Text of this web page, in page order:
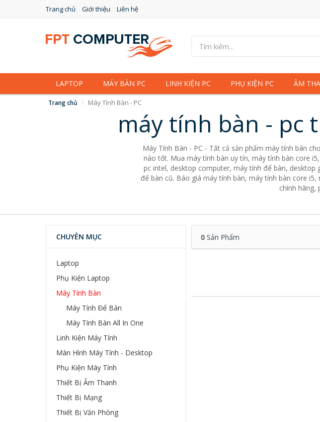
Trang chủ Giới thiệu Liên hệ
LAPTOP MÁY BÀN PC LINH KIỆN PC PHỤ KIỆN PC ÂM
Trang chủ Máy Tính Bàn - PC
máy tính bàn - pc
Máy Tính Bàn - PC - Tất cả sản phẩm máy tính bàn
nào tốt. Mua máy tính bàn uy tín, máy tính bàn core
pc intel, desktop computer, máy tính để bàn,
để bàn cũ. Báo giá máy tính bàn, máy tính bàn core
chính hãng,
CHUYÊN MỤC
Laptop
Phụ Kiện Laptop
Máy Tính Bàn
Máy Tính Để Bàn
Máy Tính Bàn All In One
Linh Kiện Máy Tính
Màn Hình Máy Tính - Desktop
Phụ Kiện Máy Tính
Thiết Bị Âm Thanh
Thiết Bị Mạng
Thiết Bị Văn Phòng
0Sản Phẩm